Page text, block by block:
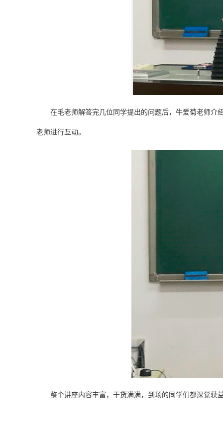
在毛老师解答完几位同学提出的问题后，牛爱菊老师介
老师进行互动。
整个讲座内容丰富 ， 干货满满， 到场的同学们都深觉获